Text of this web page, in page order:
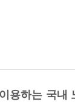
용하는 국내